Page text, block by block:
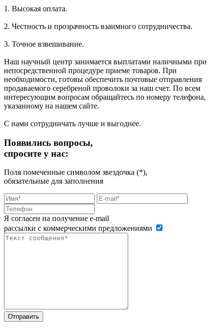
1. Высокая оплата.
2. Честность и прозрачность взаимного сотрудничества.
3. Точное взвешивание.
Наш научный центр занимается выплатами наличными при
непосредственной процедуре приеме товаров. При
необходимости, готовы обеспечить почтовые отправления
продаваемого серебреной проволоки за наш счет. По всем
интересующим вопросам обращайтесь по номеру телефона,
указанному на нашем сайте.
С нами сотрудничать лучше и выгоднее.
Появились вопросы,
спросите у нас:
Поля помеченные символом звездочка (*),
обязательные для заполнения
Я согласен на получение e-mail
рассылки с коммерческими предложениями